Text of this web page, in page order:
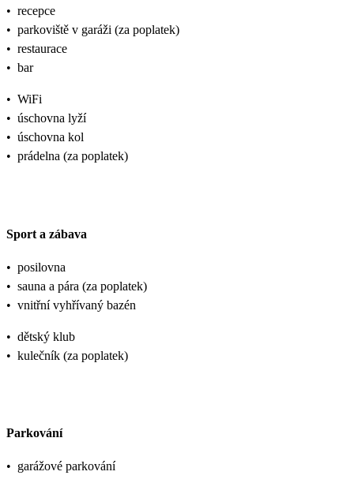
• recepce
• parkoviště v garáži (za poplatek)
• restaurace
• bar
• WiFi
• úschovna lyží
• úschovna kol
• prádelna (za poplatek)
Sport a zábava
• posilovna
• sauna a pára (za poplatek)
• vnitřní vyhřívaný bazén
• dětský klub
• kulečník (za poplatek)
Parkování
• garážové parkování